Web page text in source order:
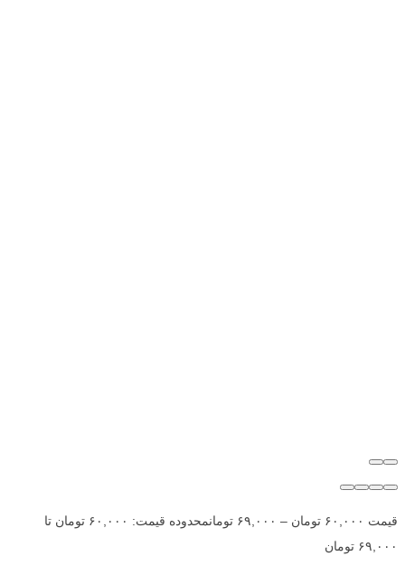
قیمت ۶۰,۰۰۰ تومان – ۶۹,۰۰۰ تومان
محدوده قیمت: ۶۰,۰۰۰ تومان تا
۶۹,۰۰۰ تومان